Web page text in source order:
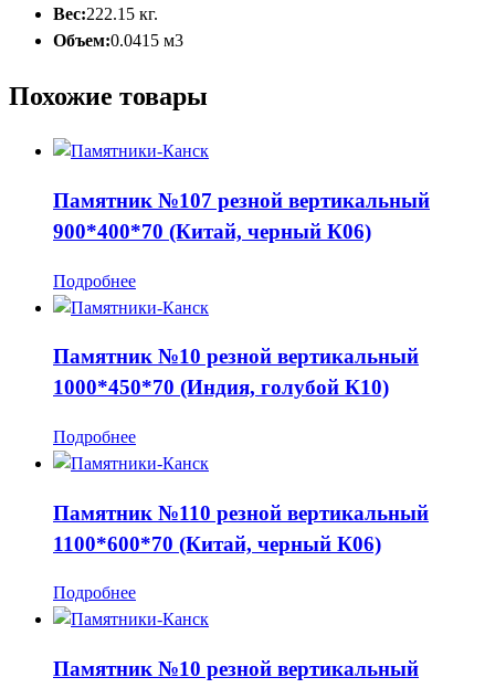
Вес:222.15 кг.
Объем:0.0415 м3
Похожие товары
Памятник №107 резной вертикальный
900*400*70 (Китай, черный К06)
Подробнее
Памятник №10 резной вертикальный
1000*450*70 (Индия, голубой К10)
Подробнее
Памятник №110 резной вертикальный
1100*600*70 (Китай, черный К06)
Подробнее
Памятник №10 резной вертикальный